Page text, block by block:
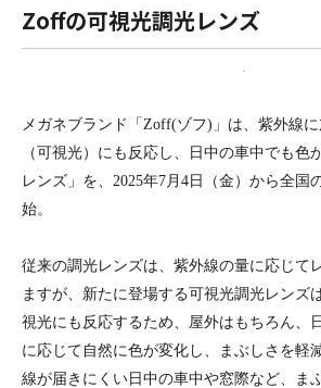
Zoffの可視光調光レンズ
メガネブランド「 Zoff(ゾフ) 」は、紫外線
（可視光）にも反応し、日中の車中でも色
レンズ」を、 2025年7月 4 日（金）から全国
始。
従来の調光レンズは、紫外線の量に応じて
ますが、新たに登場する可視光調光レンズ
視光にも反応するため、屋外はもちろん、
に応じて自然に色が変化し、まぶしさを軽
線が届きにくい日中の車中や窓際など、ま